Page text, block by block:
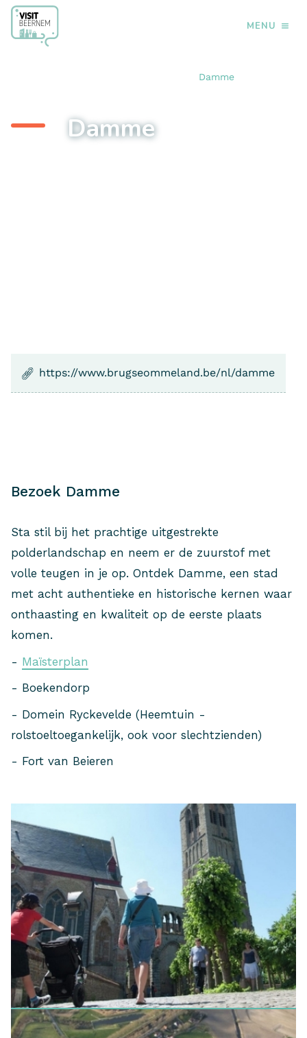
MENU
Damme
Damme
https://www.brugseommeland.be/nl/damme
Bezoek Damme
Sta stil bij het prachtige uitgestrekte
polderlandschap en neem er de zuurstof met
volle teugen in je op. Ontdek Damme, een stad
met acht authentieke en historische kernen waar
onthaasting en kwaliteit op de eerste plaats
komen.
- Maïsterplan
- Boekendorp
- Domein Ryckevelde (Heemtuin -
rolstoeltoegankelijk, ook voor slechtzienden)
- Fort van Beieren